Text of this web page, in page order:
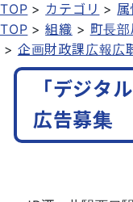
くらし 健康・福祉
行政
TOP
カテゴリ 属
TOP
組織 町長部
企画財政課広報広
「デジタ
広告募集